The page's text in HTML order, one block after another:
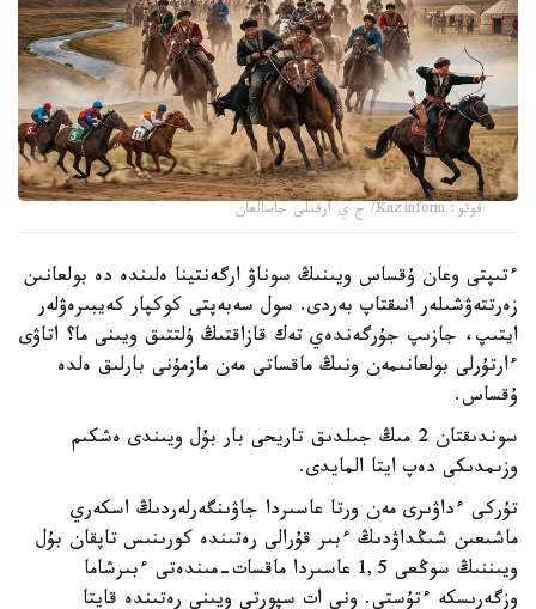
فوتو: Kazinform/ ج ي ارقىلى جاسالعان
ءتىپتى وعان ۇقساس ويىنىڭ سوناۋ ارگەنتينا ەلىندە دە بولعانىن
زەرتتەۋشىلەر انىقتاپ بەردى. سول سەبەپتى كوكپار كەيبىرەۋلەر
ايتىپ، جازىپ جۇرگەندەي تەك قازاقتىڭ ۇلتتىق ويىنى ما؟ اتاۋى
ءارتۇرلى بولعانىمەن ونىڭ ماقساتى مەن مازمۇنى بارلىق ەلدە
ۇقساس.
سوندىقتان 2 مىڭ جىلدىق تاريحى بار بۇل ويىندى ەشكىم
وزىمدىكى دەپ ايتا المايدى.
تۇركى ءداۋىرى مەن ورتا عاسىردا جاۋىنگەرلەردىڭ اسكەري
ماشىعىن شىڭداۋدىڭ ءبىر قۇرالى رەتىندە كورىنىس تاپقان بۇل
ويىننىڭ سوڭعى 1,5 عاسىردا ماقسات-مىندەتى ءبىرشاما
وزگەرىسكە ءتۇستى. ونى ات سپورتى ويىنى رەتىندە قايتا